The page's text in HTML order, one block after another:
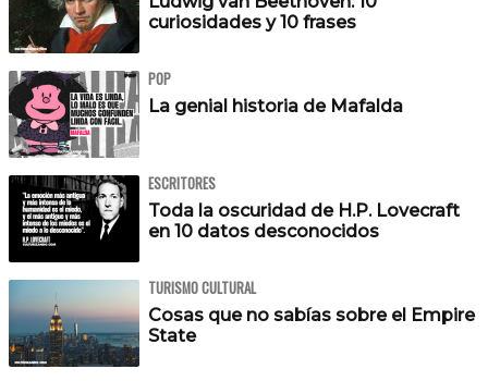
curiosidades y 10 frases
POP
La genial historia de Mafalda
ESCRITORES
Toda la oscuridad de H.P. Lovecraft
en 10 datos desconocidos
TURISMO CULTURAL
Cosas que no sabías sobre el Empire
State